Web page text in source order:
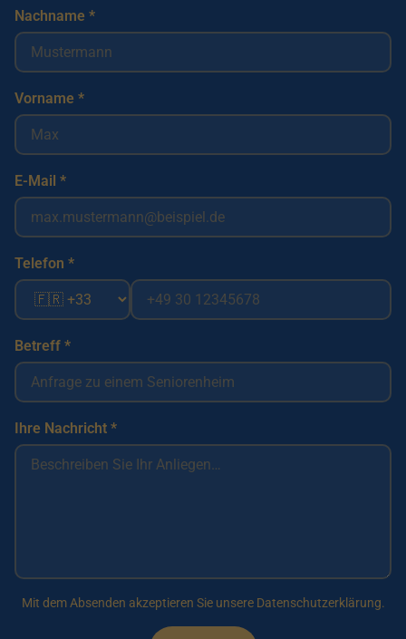
Nachname *
Vorname *
E-Mail *
Telefon *
Betreff *
Ihre Nachricht *
Mit dem Absenden akzeptieren Sie unsere Datenschutzerklärung.